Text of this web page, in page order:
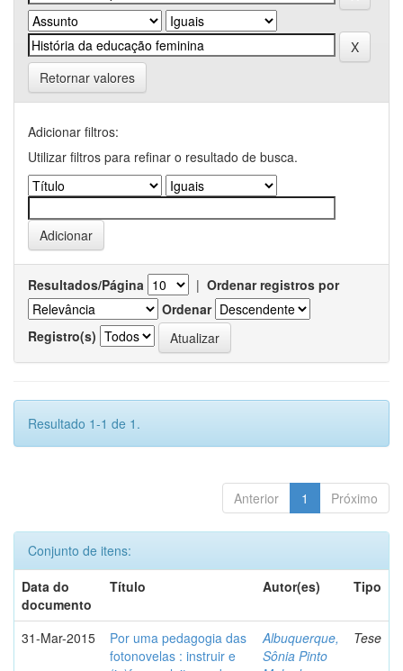
Retornar valores
Adicionar filtros:
Utilizar filtros para refinar o resultado de busca.
Resultados/Página | Ordenar registros por
Ordenar
Registro(s)
Resultado 1-1 de 1.
Anterior 1 Próximo
Conjunto de itens:
Data do
documento
Título Autor(es) Tipo
31-Mar-2015
Por uma pedagogia das
fotonovelas : instruir e
Albuquerque,
Sônia Pinto
Tese